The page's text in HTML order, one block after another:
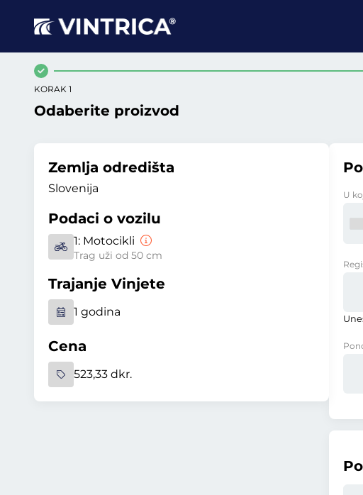
KORAK 1
Odaberite proizvod
Zemlja odredišta
Slovenija
Podaci o vozilu
1: Motocikli
Trag uži od 50 cm
Trajanje Vinjete
1 godina
Cena
523,33 dkr.
U